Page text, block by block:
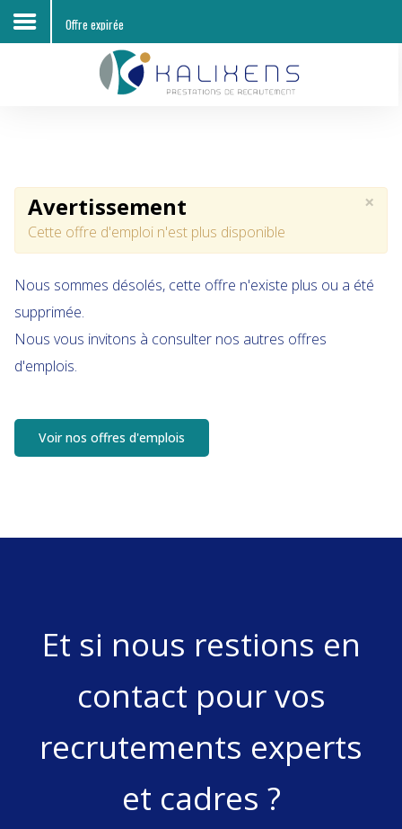
Entreprises
Candidats
Offres d'emploi
Contacts
Offre expirée
×
Avertissement
Cette offre d'emploi n'est plus disponible
Nous sommes désolés, cette offre n'existe plus ou a été
supprimée.
Nous vous invitons à consulter nos autres offres
d'emplois.
Voir nos offres d'emplois
Et si nous restions en
contact pour vos
recrutements experts
et cadres ?